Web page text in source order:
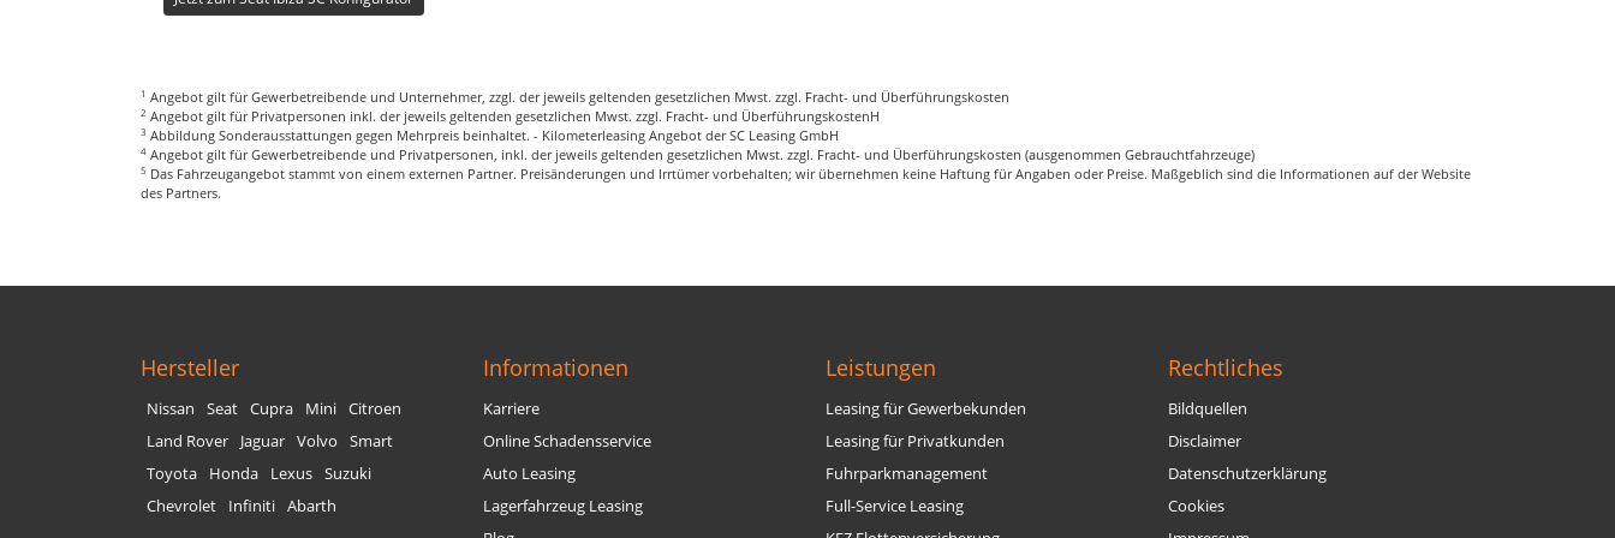
1 Angebot gilt für Gewerbetreibende und Unternehmer, zzgl. der jeweils geltenden gesetzlichen Mwst. zzgl. Fracht- und Überführungskosten
2 Angebot gilt für Privatpersonen inkl. der jeweils geltenden gesetzlichen Mwst. zzgl. Fracht- und ÜberführungskostenH
3 Abbildung Sonderausstattungen gegen Mehrpreis beinhaltet. - Kilometerleasing Angebot der SC Leasing GmbH
4 Angebot gilt für Gewerbetreibende und Privatpersonen, inkl. der jeweils geltenden gesetzlichen Mwst. zzgl. Fracht- und Überführungskosten (ausgenommen Gebrauchtfahrzeuge)
5 Das Fahrzeugangebot stammt von einem externen Partner. Preisänderungen und Irrtümer vorbehalten; wir übernehmen keine Haftung für Angaben oder Preise. Maßgeblich sind die Informationen auf der Website
des Partners.
Hersteller
Nissan Seat Cupra Mini Citroen
Land Rover
Jaguar Volvo
Smart
Toyota
Honda Lexus Suzuki
Chevrolet
Infiniti Abarth
Informationen
Karriere
Online Schadensservice
Auto Leasing
Lagerfahrzeug Leasing
Leistungen
Leasing für Gewerbekunden
Leasing für Privatkunden
Fuhrparkmanagement
Full-Service Leasing
Rechtliches
Bildquellen
Disclaimer
Datenschutzerklärung
Cookies